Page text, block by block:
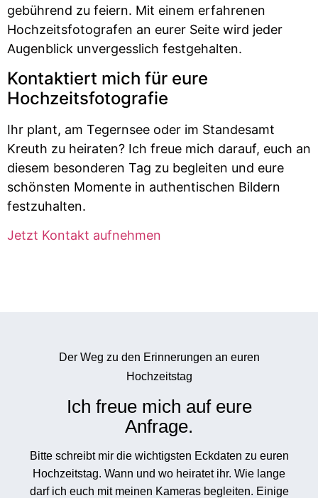
gebührend zu feiern. Mit einem erfahrenen
Hochzeitsfotografen an eurer Seite wird jeder
Augenblick unvergesslich festgehalten.
Kontaktiert mich für eure
Hochzeitsfotografie
Ihr plant, am Tegernsee oder im Standesamt
Kreuth zu heiraten? Ich freue mich darauf, euch an
diesem besonderen Tag zu begleiten und eure
schönsten Momente in authentischen Bildern
festzuhalten.
Jetzt Kontakt aufnehmen
Der Weg zu den Erinnerungen an euren
Hochzeitstag
Ich freue mich auf eure
Anfrage.
Bitte schreibt mir die wichtigsten Eckdaten zu euren
Hochzeitstag. Wann und wo heiratet ihr. Wie lange
darf ich euch mit meinen Kameras begleiten. Einige